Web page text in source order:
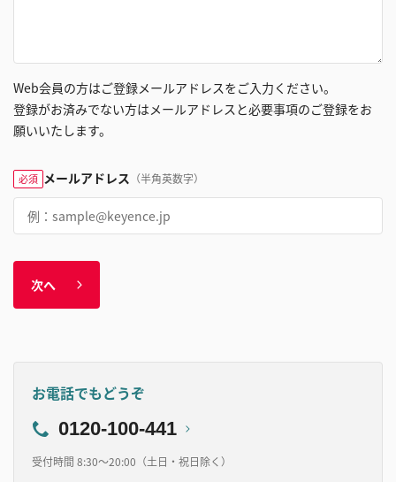
Web会員の方はご登録メールアドレスをご入力ください。
登録がお済みでない方はメールアドレスと必要事項のご登録をお
願いいたします。
必須 メールアドレス （半角英数字）
次へ
お電話でもどうぞ
0120-100-441
受付時間 8:30～20:00（土日・祝日除く）